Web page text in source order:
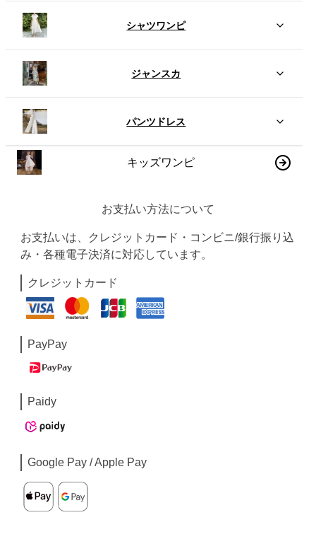
シャツワンピ
ジャンスカ
パンツドレス
キッズワンピ
お支払い方法について
お支払いは、クレジットカード・コンビニ/銀行振り込
み・各種電子決済に対応しています。
クレジットカード
PayPay
Paidy
Google Pay / Apple Pay